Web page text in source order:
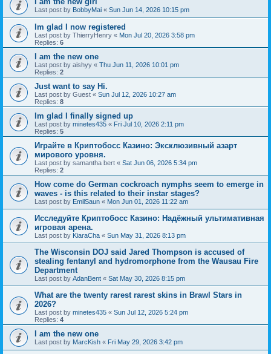
Last post by BobbyMai « Sun Jun 14, 2026 10:15 pm
Im glad I now registered
Last post by ThierryHenry « Mon Jul 20, 2026 3:58 pm
Replies: 6
I am the new one
Last post by aishyy « Thu Jun 11, 2026 10:01 pm
Replies: 2
Just want to say Hi.
Last post by Guest « Sun Jul 12, 2026 10:27 am
Replies: 8
Im glad I finally signed up
Last post by minetes435 « Fri Jul 10, 2026 2:11 pm
Replies: 5
Играйте в Криптобосс Казино: Эксклюзивный азарт
мирового уровня.
Last post by samantha bert « Sat Jun 06, 2026 5:34 pm
Replies: 2
How come do German cockroach nymphs seem to emerge in
waves - is this related to their instar stages?
Last post by EmilSaun « Mon Jun 01, 2026 11:22 am
Исследуйте Криптобосс Казино: Надёжный ультимативная
игровая арена.
Last post by KiaraCha « Sun May 31, 2026 8:13 pm
The Wisconsin DOJ said Jared Thompson is accused of
stealing fentanyl and hydromorphone from the Wausau Fire
Department
Last post by AdanBent « Sat May 30, 2026 8:15 pm
What are the twenty rarest rarest skins in Brawl Stars in
2026?
Last post by minetes435 « Sun Jul 12, 2026 5:24 pm
Replies: 4
I am the new one
Last post by MarcKish « Fri May 29, 2026 3:42 pm